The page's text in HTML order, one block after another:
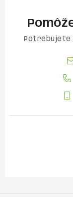
Potrebujete